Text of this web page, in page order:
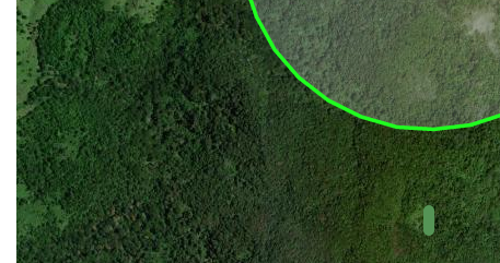
(ANA)
Biomas
(IBGE)
Vegetação
(IBGE)
Rodovias
(IBGE)
Relevo
(IBGE)